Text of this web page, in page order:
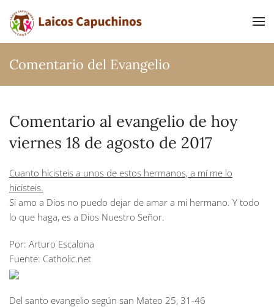
Ir al contenido principal
Comentario del Evangelio
Comentario al evangelio de hoy
viernes 18 de agosto de 2017
Cuanto hicisteis a unos de estos hermanos, a mí me lo
hicisteis.
Si amo a Dios no puedo dejar de amar a mi hermano. Y todo
lo que haga, es a Dios Nuestro Señor.
Por: Arturo Escalona
Fuente: Catholic.net
Del santo evangelio según san Mateo 25, 31-46